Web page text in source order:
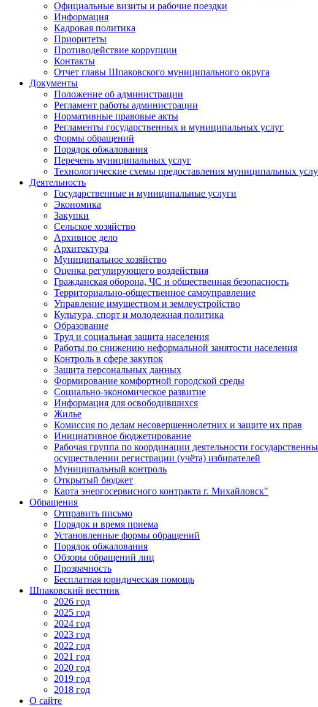
Официальные визиты и рабочие поездки
Информация
Кадровая политика
Приоритеты
Противодействие коррупции
Контакты
Отчет главы Шпаковского муниципального округа
Документы
Положение об администрации
Регламент работы администрации
Нормативные правовые акты
Регламенты государственных и муниципальных услуг
Формы обращений
Порядок обжалования
Перечень муниципальных услуг
Технологические схемы предоставления муниципальных
Деятельность
Государственные и муниципальные услуги
Экономика
Закупки
Сельское хозяйство
Архивное дело
Архитектура
Муниципальное хозяйство
Оценка регулирующего воздействия
Гражданская оборона, ЧС и общественная безопасность
Территориально-общественное самоуправление
Управление имуществом и землеустройство
Культура, спорт и молодежная политика
Образование
Труд и социальная защита населения
Работы по снижению неформальной занятости населения
Контроль в сфере закупок
Защита персональных данных
Формирование комфортной городской среды
Социально-экономическое развитие
Информация для освободившихся
Жилье
Комиссия по делам несовершеннолетних и защите их прав
Инициативное бюджетирование
Рабочая группа по координации деятельности
осуществлении регистрации (учёта) избирателей
Муниципальный контроль
Открытый бюджет
Карта энергосервисного контракта г. Михайловск"
Обращения
Отправить письмо
Порядок и время приема
Установленные формы обращений
Порядок обжалования
Обзоры обращений лиц
Прозрачность
Бесплатная юридическая помощь
Шпаковский вестник
2026 год
2025 год
2024 год
2023 год
2022 год
2021 год
2020 год
2019 год
2018 год
О сайте